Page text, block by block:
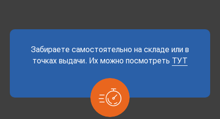
Забираете самостоятельно на складе или в
точках выдачи. Их можно посмотреть ТУТ